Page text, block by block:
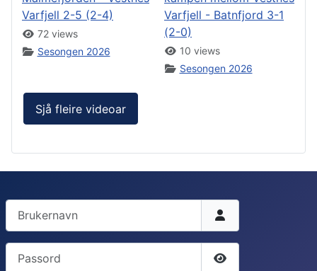
Varfjell 2-5 (2-4)
72 views
Sesongen 2026
Varfjell - Batnfjord 3-1
(2-0)
10 views
Sesongen 2026
Sjå fleire videoar
Brukernavn
Passord